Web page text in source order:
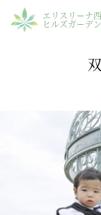
エリスリーナ
ヒルズガーデン